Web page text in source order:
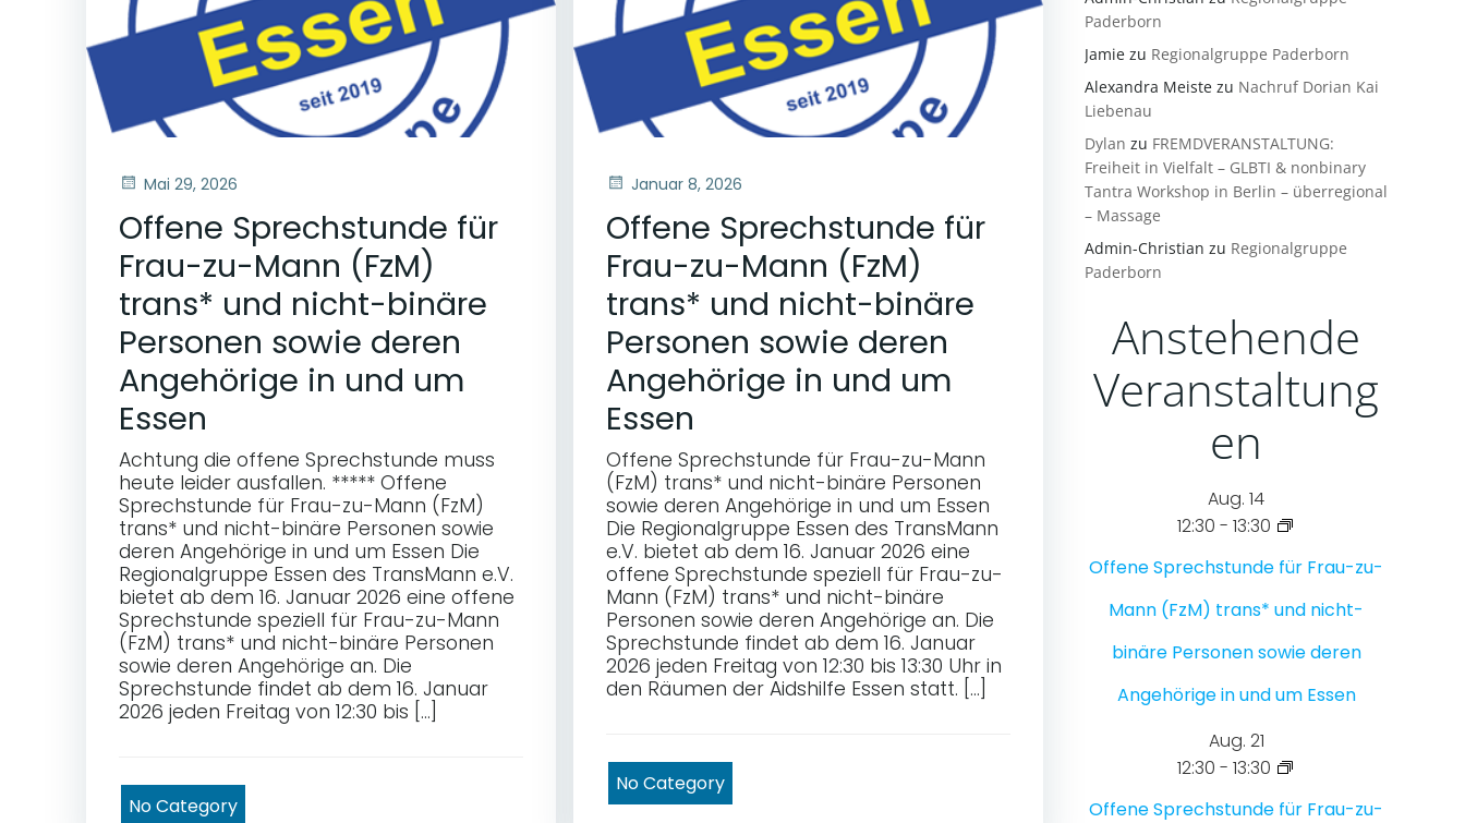
Mai 29, 2026
Offene Sprechstunde für
Frau-zu-Mann (FzM)
trans* und nicht-binäre
Personen sowie deren
Angehörige in und um
Essen
Achtung die offene Sprechstunde muss
heute leider ausfallen. ***** Offene
Sprechstunde für Frau-zu-Mann (FzM)
trans* und nicht-binäre Personen sowie
deren Angehörige in und um Essen Die
Regionalgruppe Essen des TransMann e.V.
bietet ab dem 16. Januar 2026 eine offene
Sprechstunde speziell für Frau-zu-Mann
(FzM) trans* und nicht-binäre Personen
sowie deren Angehörige an. Die
Sprechstunde findet ab dem 16. Januar
2026 jeden Freitag von 12:30 bis […]
No Category
Januar 8, 2026
Offene Sprechstunde für
Frau-zu-Mann (FzM)
trans* und nicht-binäre
Personen sowie deren
Angehörige in und um
Essen
Offene Sprechstunde für Frau-zu-Mann
(FzM) trans* und nicht-binäre Personen
sowie deren Angehörige in und um Essen
Die Regionalgruppe Essen des TransMann
e.V. bietet ab dem 16. Januar 2026 eine
offene Sprechstunde speziell für Frau-zu-
Mann (FzM) trans* und nicht-binäre
Personen sowie deren Angehörige an. Die
Sprechstunde findet ab dem 16. Januar
2026 jeden Freitag von 12:30 bis 13:30 Uhr in
den Räumen der Aidshilfe Essen statt. […]
No Category
Paderborn
Jamie zu Regionalgruppe Paderborn
Alexandra Meiste zu Nachruf Dorian Kai
Liebenau
Dylan zu FREMDVERANSTALTUNG:
Freiheit in Vielfalt – GLBTI & nonbinary
Tantra Workshop in Berlin – überregional
– Massage
Admin-Christian zu Regionalgruppe
Paderborn
Anstehende
Veranstaltung
en
Aug. 14
12:30 - 13:30
Offene Sprechstunde für Frau-zu-
Mann (FzM) trans* und nicht-
binäre Personen sowie deren
Angehörige in und um Essen
Aug. 21
12:30 - 13:30
Offene Sprechstunde für Frau-zu-